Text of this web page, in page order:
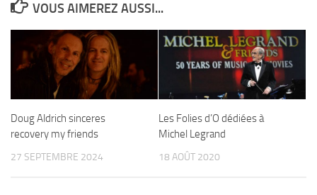
VOUS AIMEREZ AUSSI...
Doug Aldrich sinceres
recovery my friends
27 SEPTEMBRE 2024
Les Folies d’O dédiées à
Michel Legrand
18 AOÛT 2020